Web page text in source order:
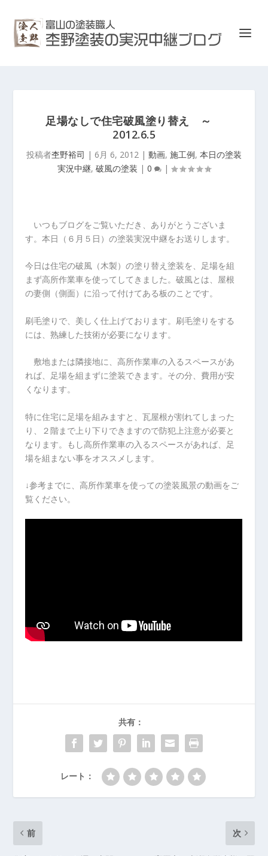
足場なしで住宅破風塗り替え ～
2012.6.5
投稿者杢野裕司 | 6月 6, 2012 | 動画, 施工例, 本日の塗装
実況中継, 破風の塗装 | 0 |
いつもブログをご覧いただき、ありがとうございま
す。本日（６月５日）の塗装実況中継をお送りします。
今日は住宅の破風（木製）の塗り替え塗装を、足場を組
まず高所作業車を使ってしてきました。破風とは、屋根
の妻側（側面）に沿って付けてある板のことです。
刷毛塗りで、美しく仕上げております。 刷毛塗りをする
には、熟練した技術が必要になります。
敷地または隣接地に、高所作業車の入るスペースがあ
れば、足場を組まずに塗装できます。その分、費用が安
くなります。
特に住宅に足場を組みますと、瓦屋根が割れてしまった
り、２階まで上り下りできますので防犯上注意が必要と
なります。 もし高所作業車の入るスペースがあれば、足
場を組まない事をオススメします。
↓参考までに、高所作業車を使っての塗装風景の動画をご
覧ください。
共有：
レート：
前 次